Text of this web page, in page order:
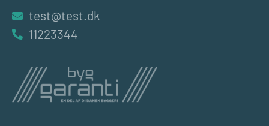
test@test.dk
11223344